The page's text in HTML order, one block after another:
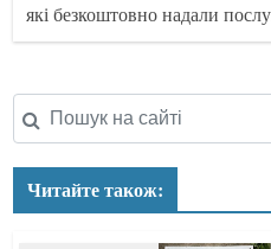
які безкоштовно надали
Читайте також: